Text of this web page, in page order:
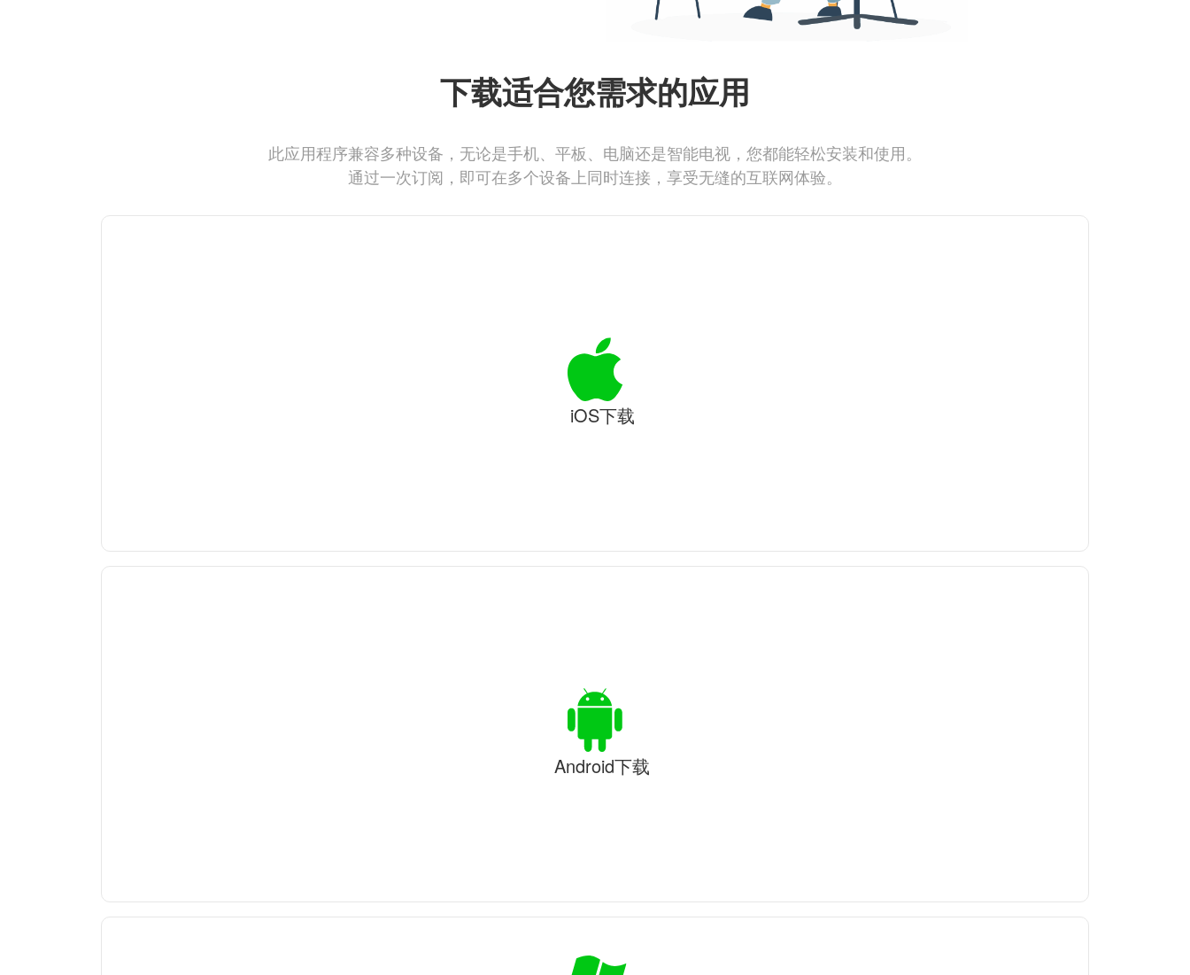
下载适合您需求的应用
此应用程序兼容多种设备，无论是手机、平板、电脑还是智能电视，您都能轻松安装和使用。
通过一次订阅，即可在多个设备上同时连接，享受无缝的互联网体验。
iOS下载
Android下载